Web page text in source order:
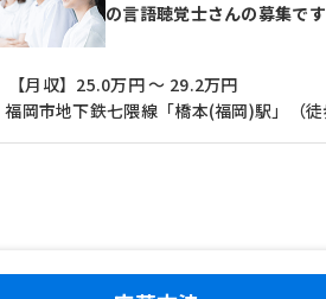
の言語聴覚士さんの募集で
【月収】25.0万円 ～ 29.2万円